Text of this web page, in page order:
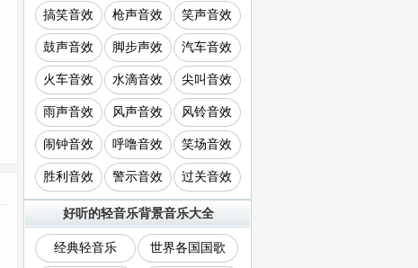
搞笑音效 枪声音效 笑声音效
鼓声音效 脚步声效 汽车音效
火车音效 水滴音效 尖叫音效
雨声音效 风声音效 风铃音效
闹钟音效 呼噜音效 笑场音效
胜利音效 警示音效 过关音效
好听的轻音乐背景音乐大全
经典轻音乐 世界各国国歌